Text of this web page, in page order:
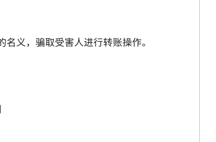
义，骗取受害人进行转账操作。